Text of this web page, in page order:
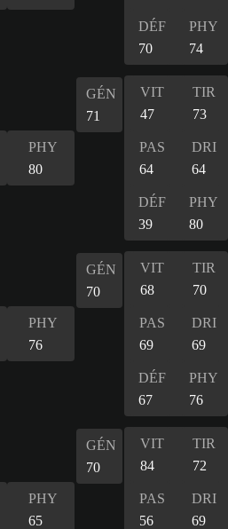
DÉF
70
PHY
74
PHY
80
GÉN
71
VIT
47
TIR
73
PAS
64
DRI
64
DÉF
39
PHY
80
PHY
76
GÉN
70
VIT
68
TIR
70
PAS
69
DRI
69
DÉF
67
PHY
76
PHY
65
GÉN
70
VIT
84
TIR
72
PAS
56
DRI
69